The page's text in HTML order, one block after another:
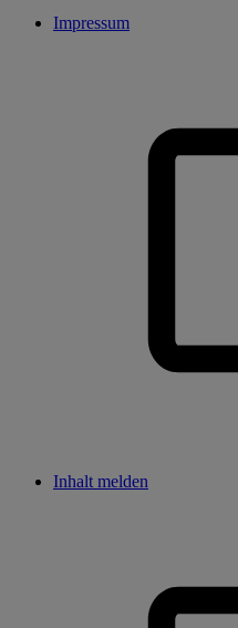
Impressum
Inhalt melden